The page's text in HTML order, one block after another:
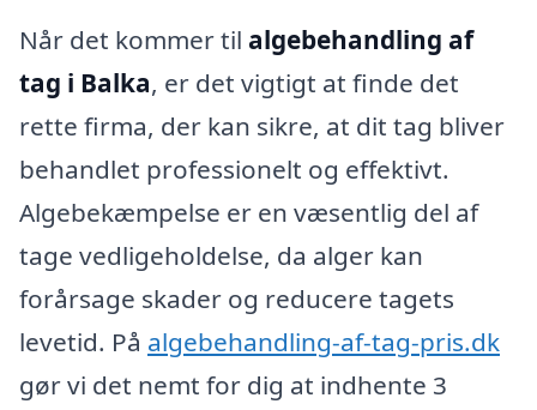
Når det kommer til algebehandling af
tag i Balka, er det vigtigt at finde det
rette firma, der kan sikre, at dit tag bliver
behandlet professionelt og effektivt.
Algebekæmpelse er en væsentlig del af
tage vedligeholdelse, da alger kan
forårsage skader og reducere tagets
levetid. På algebehandling-af-tag-pris.dk
gør vi det nemt for dig at indhente 3